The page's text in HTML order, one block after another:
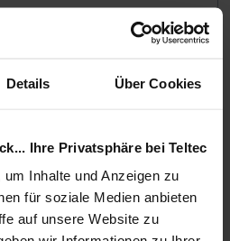
Details Über Cookies
Ihre Privatsphäre bei Teltec
Inhalte und Anzeigen zu
für soziale Medien anbieten
auf unsere Website zu
Information